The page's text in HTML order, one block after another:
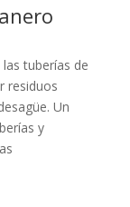
tuberías de
residuos
Un
y